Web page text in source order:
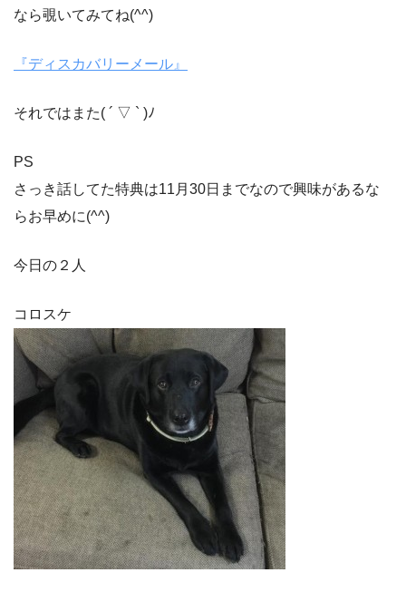
なら覗いてみてね(^^)
『ディスカバリーメール』
それではまた( ´ ▽ ` )ﾉ
PS
さっき話してた特典は11月30日までなので興味があるな
らお早めに(^^)
今日の２人
コロスケ